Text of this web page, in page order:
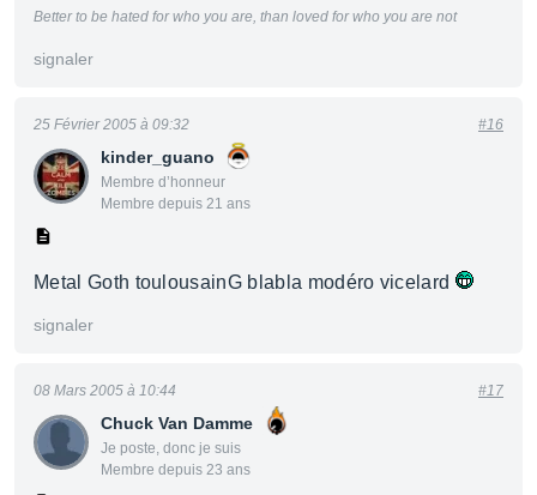
Better to be hated for who you are, than loved for who you are not
signaler
kinder_guano
Membre d’honneur
Membre depuis 21 ans
25 Février 2005 à 09:32 #16
Metal Goth toulousainG blabla modéro vicelard
signaler
Chuck Van Damme
Je poste, donc je suis
Membre depuis 23 ans
08 Mars 2005 à 10:44 #17